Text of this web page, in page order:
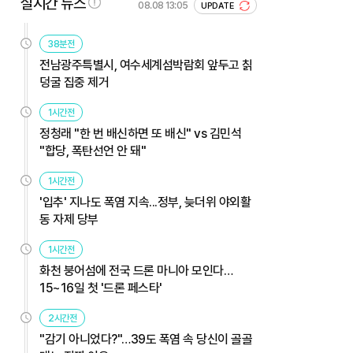
08.08 13:05 UPDATE
38분전
전남광주특별시, 여수세계섬박람회 앞두고 칡
덩굴 집중 제거
1시간전
정청래 "한 번 배신하면 또 배신" vs 김민석
"합당, 폭탄선언 안 돼"
1시간전
'입추' 지나도 폭염 지속...정부, 늦더위 야외활
동 자제 당부
1시간전
화천 붕어섬에 전국 드론 마니아 모인다…
15~16일 첫 '드론 페스타'
2시간전
"감기 아니었다?"…39도 폭염 속 당신이 골골